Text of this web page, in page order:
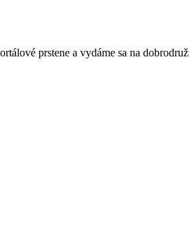
prstene a vydáme sa na